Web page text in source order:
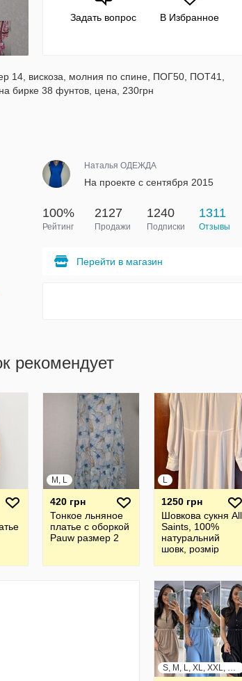
Задать вопрос В Избранное
14, вискоза, молния по спине, ПОГ50, ПОТ41,
бирке 38 фунтов, цена, 230грн
Наталья ОДЕЖДА
На проекте с сентября 2015
100%
Рейтинг
2127
Продажи
1240
Подписки
1311
Отзывы
Перейти в магазин
рекомендует
M, L
420 грн
Тонкое льняное
платье с оборкой
Pauw размер 2
L
1250 грн
Шовкова cукня All
Saints, 100%
натуральний
шовк, розмір
S, M, L, XL, XXL, XXXL